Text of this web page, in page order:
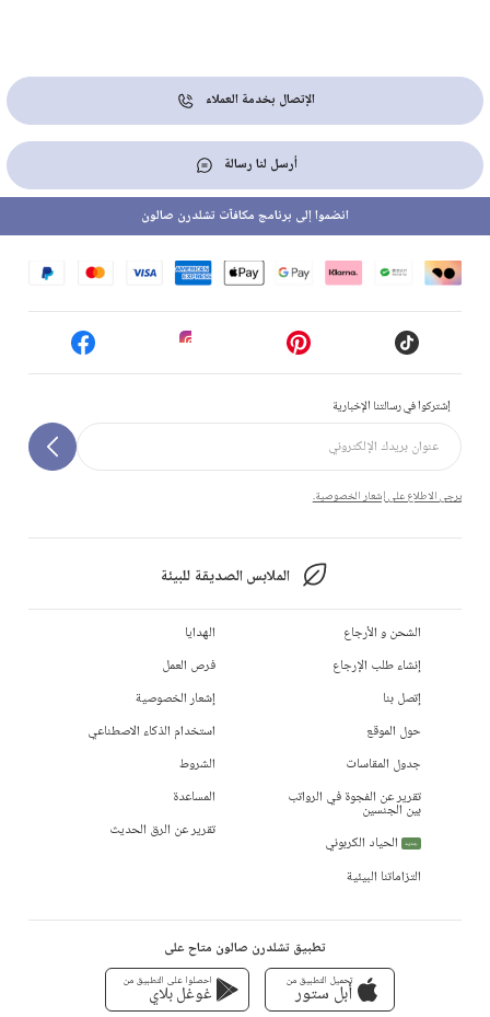
الإتصال بخدمة العملاء
أرسل لنا رسالة
إشتركوا في رسالتنا الإخبارية
يرجى الاطلاع على إشعار الخصوصية.
الملابس الصديقة للبيئة
انضموا إلى برنامج مكافآت تشلدرن صالون
الشحن و الأرجاع
إنشاء طلب الإرجاع
إتصل بنا
حول الموقع
جدول المقاسات
تقرير عن الفجوة في الرواتب
بين الجنسين
جديد
الحياد الكربوني
التزاماتنا البيئية
الهدايا
فرص العمل
إشعار الخصوصية
استخدام الذكاء الاصطناعي
الشروط
المساعدة
تقرير عن الرق الحديث
تطبيق تشلدرن صالون متاح على
تحميل التطبيق من
أبل ستور
احصلوا على التطبيق من
غوغل بلاي